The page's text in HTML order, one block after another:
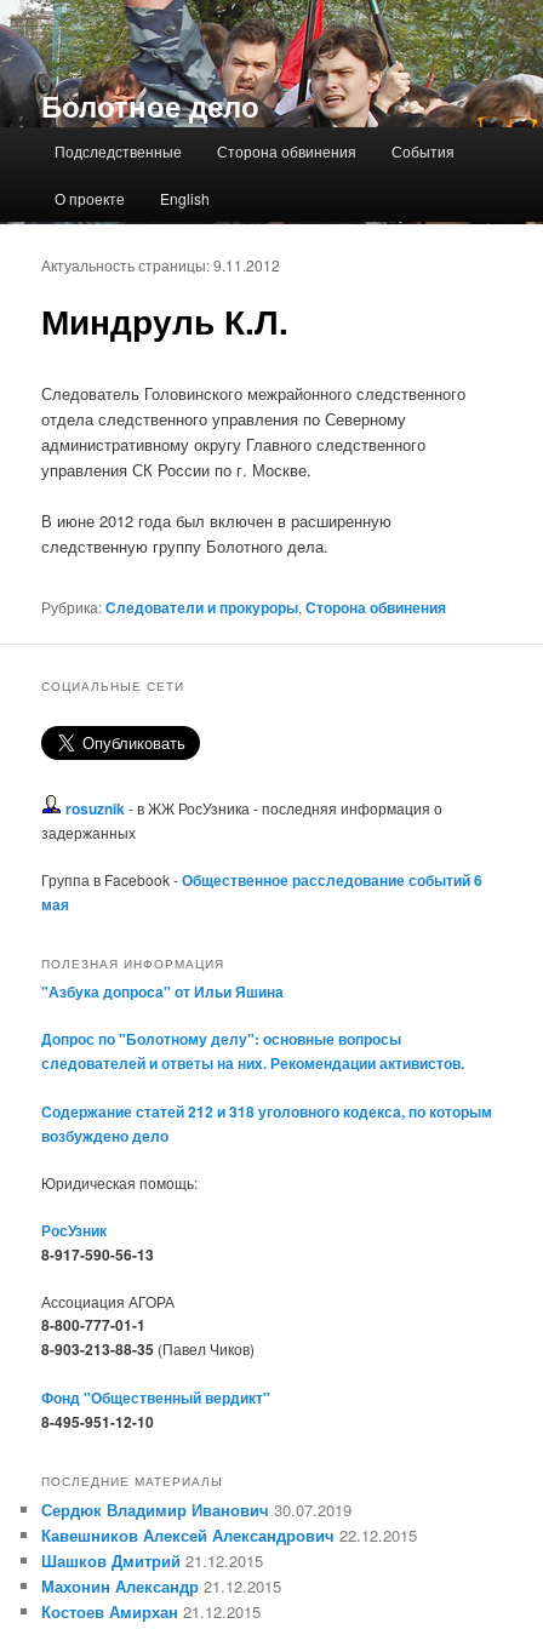
Болотное дело
Подследственные Сторона обвинения События
О проекте English
Миндруль К.Л.
Актуальность страницы: 9.11.2012
Следователь Головинского межрайонного следственного
отдела следственного управления по Северному
административному округу Главного следственного
управления СК России по г. Москве.
В июне 2012 года был включен в расширенную
следственную группу Болотного дела.
Рубрика:Следователи и прокуроры,Сторона обвинения
СОЦИАЛЬНЫЕ СЕТИ
rosuznik- в ЖЖ РосУзника - последняя информация о
задержанных
Группа в Facebook -Общественное расследование событий 6
мая
ПОЛЕЗНАЯ ИНФОРМАЦИЯ
"Азбука допроса" от Ильи Яшина
Допрос по "Болотному делу": основные вопросы
следователей и ответы на них. Рекомендации активистов.
Содержание статей 212 и 318 уголовного кодекса, по которым
возбуждено дело
Юридическая помощь:
РосУзник
8-917-590-56-13
Ассоциация АГОРА
8-800-777-01-1
8-903-213-88-35 (Павел Чиков)
Фонд "Общественный вердикт"
8-495-951-12-10
ПОСЛЕДНИЕ МАТЕРИАЛЫ
Сердюк Владимир Иванович 30.07.2019
Кавешников Алексей Александрович 22.12.2015
Шашков Дмитрий 21.12.2015
Махонин Александр 21.12.2015
Костоев Амирхан 21.12.2015